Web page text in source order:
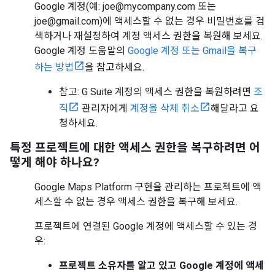
Google 계정(예: joe@mycompany.com 또는
joe@gmail.com)에 액세스할 수 없는 경우 비밀번호를 검
색하거나 재설정하여 계정 액세스 권한을 복원해 보세요.
Google 계정 도움말의 Google 계정 또는 Gmail을 복구
하는 방법
을 참고하세요.
참고: G Suite 계정의 액세스 권한을 복원하려면 조
직
관리자에게 계정을 삭제 취소
해달라고 요
청하세요.
특정 프로젝트에 대한 액세스 권한을 복구하려면 어
떻게 해야 하나요?
Google Maps Platform 구현을 관리하는 프로젝트에 액
세스할 수 없는 경우 액세스 권한을 복구해 보세요.
프로젝트에 연결된 Google 계정에 액세스할 수 있는 경
우:
프로젝트 소유자를 알고 있고 Google 계정에 액세